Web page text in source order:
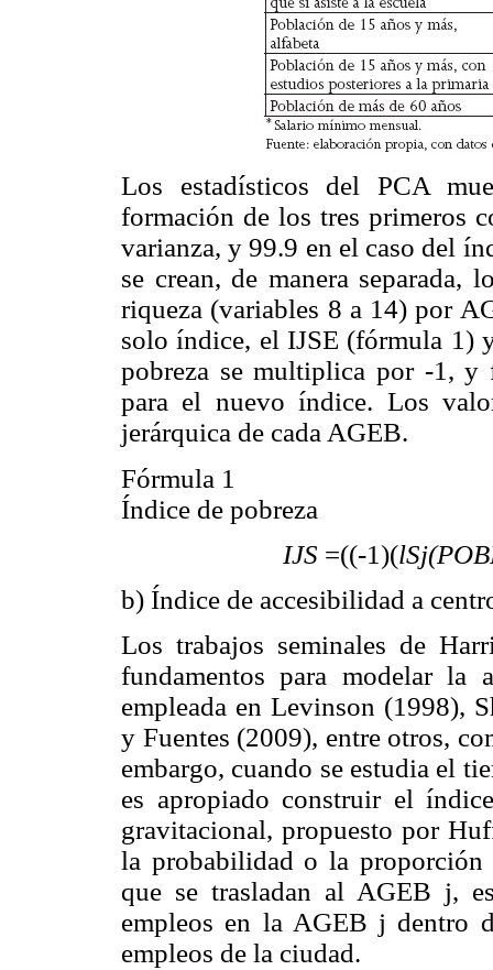
Los estadísticos del PCA
formación de los tres primeros
varianza, y 99.9 en el caso del
se crean, de manera
riqueza (variables 8 a 14) por
solo índice, el IJSE (fórmula 1)
pobreza se multiplica por -1, y
para el nuevo índice. Los
jerárquica de cada AGEB.
Fórmula 1
Índice de pobreza
IJS =((-1)(
b) Índice de accesibilidad a
Los trabajos seminales de
fundamentos para modelar la
empleada en Levinson (1998),
y Fuentes (2009), entre otros,
embargo, cuando se estudia el
es apropiado construir el
gravitacional, propuesto por
la probabilidad o la proporción
que se trasladan al AGEB j,
empleos en la AGEB j dentro
empleos de la ciudad.